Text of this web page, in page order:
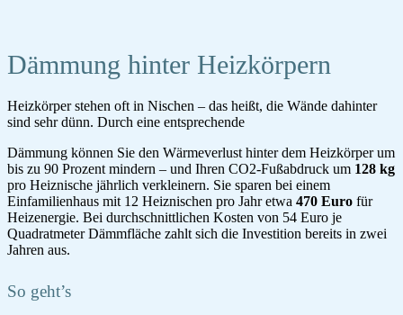
Dämmung hinter Heizkörpern
Heizkörper stehen oft in Nischen – das heißt, die Wände dahinter
sind sehr dünn. Durch eine entsprechende
Dämmung können Sie den Wärmeverlust hinter dem Heizkörper um
bis zu 90 Prozent mindern – und Ihren CO2-Fußabdruck um 128 kg
pro Heiznische jährlich verkleinern. Sie sparen bei einem
Einfamilienhaus mit 12 Heiznischen pro Jahr etwa 470 Euro für
Heizenergie. Bei durchschnittlichen Kosten von 54 Euro je
Quadratmeter Dämmfläche zahlt sich die Investition bereits in zwei
Jahren aus.
So geht’s